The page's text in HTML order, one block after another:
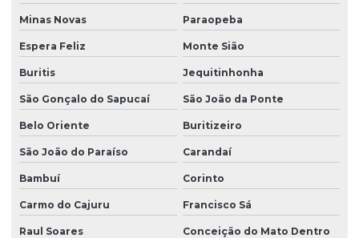
Minas Novas Paraopeba
Espera Feliz Monte Sião
Buritis Jequitinhonha
São Gonçalo do Sapucaí São João da Ponte
Belo Oriente Buritizeiro
São João do Paraíso Carandaí
Bambuí Corinto
Carmo do Cajuru Francisco Sá
Raul Soares Conceição do Mato Dentro